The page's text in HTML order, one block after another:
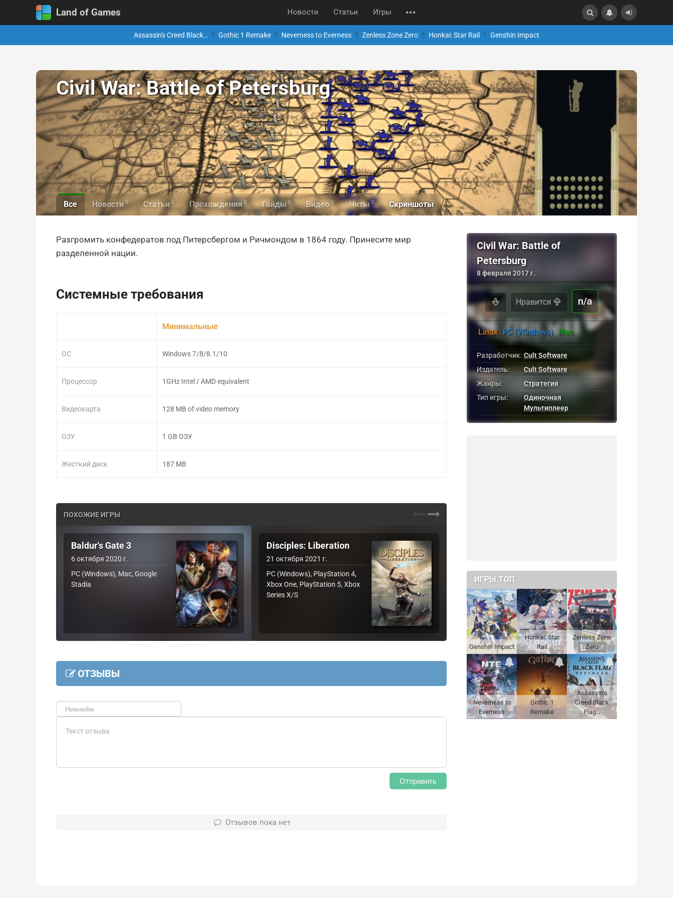
Land of Games Новости Статьи Игры
Assassin's Creed Black… Gothic 1 Remake Neverness to Everness Zenless Zone Zero Honkai: Star Rail Genshin Impact
Civil War: Battle of Petersburg
Все Новости 0 Статьи 0 Прохождения 0 Гайды 0 Видео 0 Читы 0 Скриншоты
Разгромить конфедератов под Питерсбергом и Ричмондом в 1864 году. Принесите мир
разделенной нации.
Системные требования
ОС
Процессор
Видеокарта
ОЗУ
Жесткий диск
Минимальные
Windows 7/8/8.1/10
1GHz Intel / AMD equivalent
128 MB of video memory
1 GB ОЗУ
187 MB
ПОХОЖИЕ ИГРЫ
Baldur's Gate 3
6 октября 2020 г.
PC (Windows), Mac, Google
Stadia
Disciples: Liberation
21 октября 2021 г.
PC (Windows), PlayStation 4,
Xbox One, PlayStation 5, Xbox
Series X/S
ОТЗЫВЫ
Отправить
Отзывов пока нет
Civil War: Battle of
Petersburg
8 февраля 2017 г.
Нравится n/a
Linux PC (Windows) Mac
Разработчик: Cult Software
Издатель:
Cult Software
Жанры:
Стратегия
Тип игры:
Одиночная
Мультиплеер
ИГРЫ.ТОП
Genshin Impact
Honkai: Star
Rail
Zenless Zone
Zero
Neverness to
Everness
Gothic 1
Remake
Assassin's
Creed Black
Flag…